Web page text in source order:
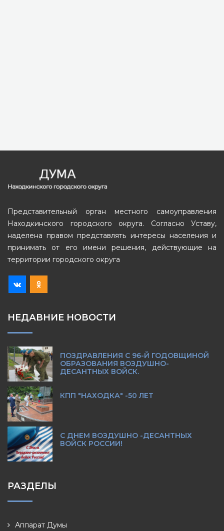
Представительный орган местного самоуправления
Находкинского городского округа. Согласно Уставу,
наделена правом представлять интересы населения и
принимать от его имени решения, действующие на
территории городского округа
НЕДАВНИЕ НОВОСТИ
ПОЗДРАВЛЕНИЯ С 96-Й ГОДОВЩИНОЙ
ОБРАЗОВАНИЯ ВОЗДУШНО-
ДЕСАНТНЫХ ВОЙСК.
КПП "НАХОДКА" -50 ЛЕТ
С ДНЕМ ВОЗДУШНО -ДЕСАНТНЫХ
ВОЙСК РОССИИ!
РАЗДЕЛЫ
Аппарат Думы